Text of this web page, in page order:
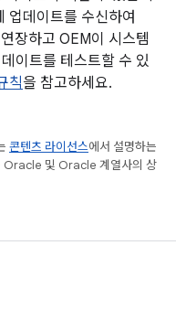
업데이트를 수신하여
장하고 OEM이 시스템
이트를 테스트할 수 있
칙을 참고하세요.
콘텐츠 라이선스에서 설명하는
Oracle 및 Oracle 계열사의 상